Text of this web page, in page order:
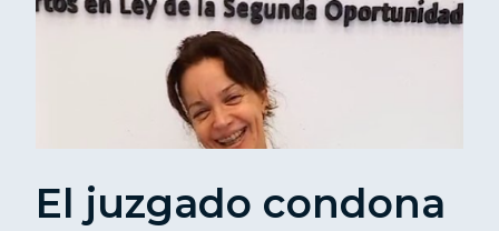
El juzgado condona